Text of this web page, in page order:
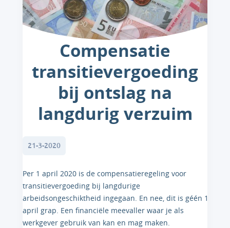
Compensatie
transitievergoeding
bij ontslag na
langdurig verzuim
21-3-2020
Per 1 april 2020 is de compensatieregeling voor
transitievergoeding bij langdurige
arbeidsongeschiktheid ingegaan. En nee, dit is géén 1
april grap. Een financiële meevaller waar je als
werkgever gebruik van kan en mag maken.